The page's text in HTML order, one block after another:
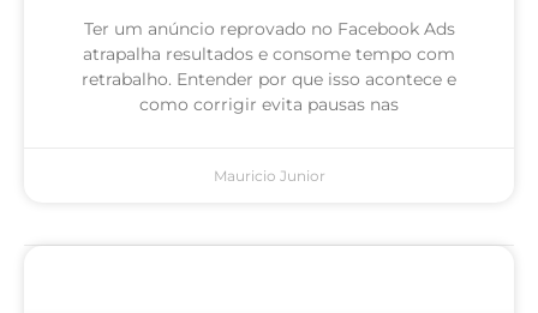
Ter um anúncio reprovado no Facebook Ads
atrapalha resultados e consome tempo com
retrabalho. Entender por que isso acontece e
como corrigir evita pausas nas
Mauricio Junior